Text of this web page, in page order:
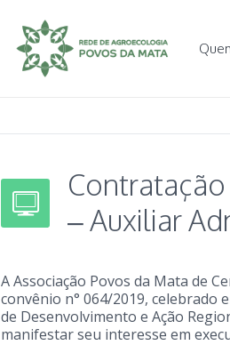
Contratação
– Auxiliar
A Associação Povos da Mata de
convênio n° 064/2019, celebrado
de Desenvolvimento e Ação
manifestar seu interesse em